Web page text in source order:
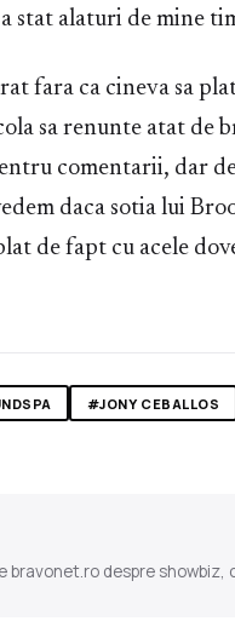
stat alaturi de mine
fara ca cineva sa
sa renunte atat de
comentarii, dar
daca sotia lui
de fapt cu acele
#JONY CEBALLOS
bravonet.ro despre showbiz,